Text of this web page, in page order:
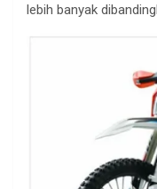
lebih banyak